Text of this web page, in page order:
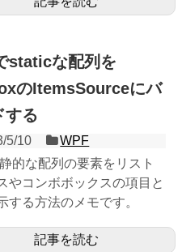
staticな配列を
のItemsSourceにバ
する
5/10
WPF
的な配列の要素をリスト
やコンボボックスの項目と
する方法のメモです。
記事を読む